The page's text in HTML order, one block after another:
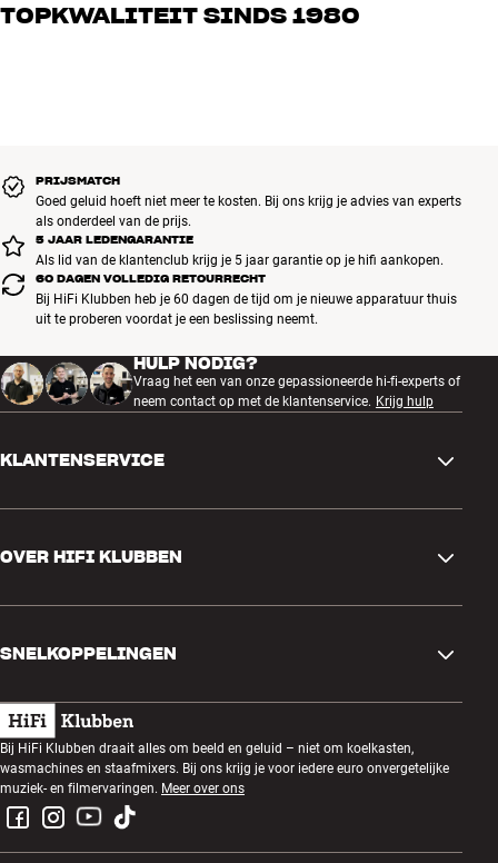
muziek als home cinema. Vertel ons wat je zoekt, dan vinden we
TOPKWALITEIT SINDS 1980
PRIJSMATCH
Goed geluid hoeft niet meer te kosten. Bij ons krijg je advies van experts
als onderdeel van de prijs.
5 JAAR LEDENGARANTIE
Als lid van de klantenclub krijg je 5 jaar garantie op je hifi aankopen.
60 DAGEN VOLLEDIG RETOURRECHT
Bij HiFi Klubben heb je 60 dagen de tijd om je nieuwe apparatuur thuis
uit te proberen voordat je een beslissing neemt.
HULP NODIG?
Vraag het een van onze gepassioneerde hi-fi-experts of
neem contact op met de klantenservice. Krijg hulp
KLANTENSERVICE
Ruilen en retourneren
Bestelling herroepen
Algemene voorwaarden
Privacybeleid
OVER HIFI KLUBBEN
Klantenclub
Luisteravond
Prijsvragen
Werken bij HiFi Klubben
SNELKOPPELINGEN
Cadeaubonnen
Bouwen met geluid
Montage en installatie
Bij HiFi Klubben draait alles om beeld en geluid – niet om koelkasten,
wasmachines en staafmixers. Bij ons krijg je voor iedere euro onvergetelijke
muziek- en filmervaringen. Meer over ons